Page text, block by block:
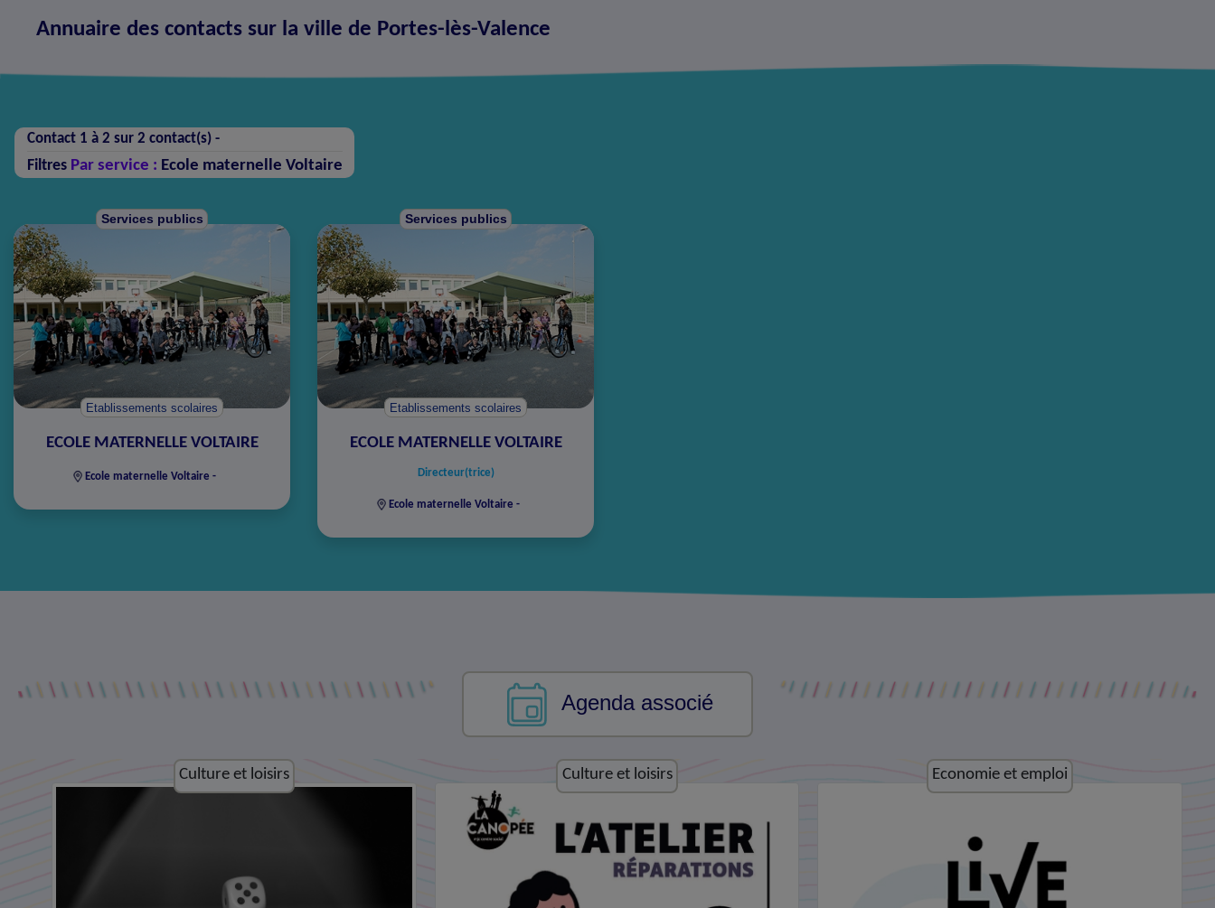
Annuaire des contacts sur la ville de Portes-lès-Valence
Contact 1 à 2 sur 2 contact(s) -
Filtres Par service : Ecole maternelle Voltaire
Services publics
Etablissements scolaires
ECOLE MATERNELLE VOLTAIRE
Ecole maternelle Voltaire -
Services publics
Etablissements scolaires
ECOLE MATERNELLE VOLTAIRE
Directeur(trice)
Ecole maternelle Voltaire -
Agenda associé
Culture et loisirs Economie et emploi Culture et loisirs